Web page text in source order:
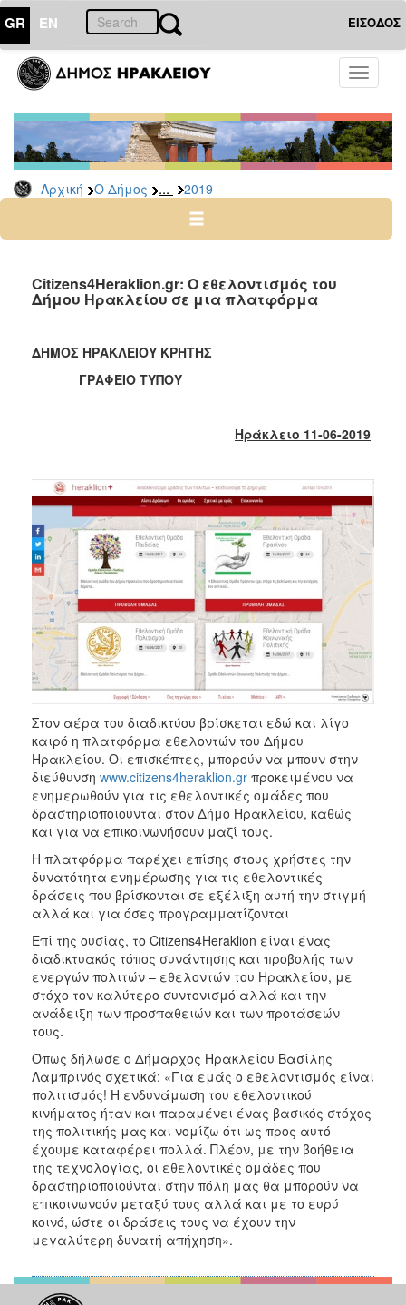
GR EN ΕΙΣΟΔΟΣ
Toggle
Αρχική Ο Δήμος ... 2019
ΔΗΜΟΣ
Δελτία
Τύπου
Αρχείο
2026
2024
2022
2020
2019
2015
2013
2012
2011
2010
2006
ΤΟΠΟΣ
ΠΟΛΙΤΙΣΜΟΣ
ΑΝΘΕΚΤΙΚΗ
ΠΟΛΗ
Citizens4Heraklion.gr: O εθελοντισμός του
Δήμου Ηρακλείου σε μια πλατφόρμα
ΔΗΜΟΣ ΗΡΑΚΛΕΙΟΥ ΚΡΗΤΗΣ
ΓΡΑΦΕΙΟ ΤΥΠΟΥ
Ηράκλειο 11-06-2019
Στον αέρα του διαδικτύου βρίσκεται εδώ και λίγο
καιρό η πλατφόρμα εθελοντών του Δήμου
Ηρακλείου. Οι επισκέπτες, μπορούν να μπουν στην
διεύθυνση www.citizens4heraklion.gr προκειμένου να
ενημερωθούν για τις εθελοντικές ομάδες που
δραστηριοποιούνται στον Δήμο Ηρακλείου, καθώς
και για να επικοινωνήσουν μαζί τους.
Η πλατφόρμα παρέχει επίσης στους χρήστες την
δυνατότητα ενημέρωσης για τις εθελοντικές
δράσεις που βρίσκονται σε εξέλιξη αυτή την στιγμή
αλλά και για όσες προγραμματίζονται
Επί της ουσίας, το Citizens4Heraklion είναι ένας
διαδικτυακός τόπος συνάντησης και προβολής των
ενεργών πολιτών – εθελοντών του Ηρακλείου, με
στόχο τον καλύτερο συντονισμό αλλά και την
ανάδειξη των προσπαθειών και των προτάσεών
τους.
Όπως δήλωσε ο Δήμαρχος Ηρακλείου Βασίλης
Λαμπρινός σχετικά: «Για εμάς ο εθελοντισμός είναι
πολιτισμός! Η ενδυνάμωση του εθελοντικού
κινήματος ήταν και παραμένει ένας βασικός στόχος
της πολιτικής μας και νομίζω ότι ως προς αυτό
έχουμε καταφέρει πολλά. Πλέον, με την βοήθεια
της τεχνολογίας, οι εθελοντικές ομάδες που
δραστηριοποιούνται στην πόλη μας θα μπορούν να
επικοινωνούν μεταξύ τους αλλά και με το ευρύ
κοινό, ώστε οι δράσεις τους να έχουν την
μεγαλύτερη δυνατή απήχηση».